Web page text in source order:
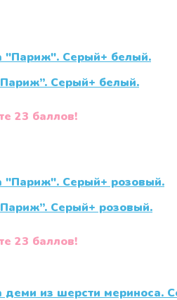
Серый+ белый.
23 баллов!
Серый+ розовый.
23 баллов!